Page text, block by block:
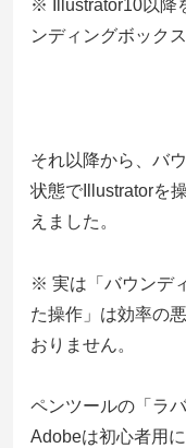
※ Illustrator10以降
ンディングボック
それ以降から、バ
状態でIllustratorを
えました。
※ 実は「バウンデ
た操作」は効率の
おりません。
ペンツールの「ラ
Adobeは初心者用